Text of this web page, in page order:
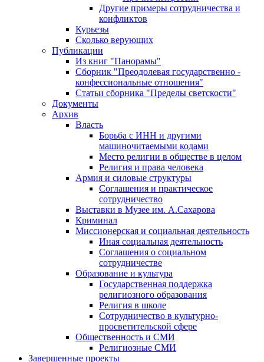
Другие примеры сотрудничества и
конфликтов
Курьезы
Сколько верующих
Публикации
Из книг "Панорамы"
Сборник "Преодолевая государственно -
конфессиональные отношения"
Статьи сборника "Пределы светскости"
Документы
Архив
Власть
Борьба с ИНН и другими
машиночитаемыми кодами
Место религии в обществе в целом
Религия и права человека
Армия и силовые структуры
Соглашения и практическое
сотрудничество
Выставки в Музее им. А.Сахарова
Криминал
Миссионерская и социальная деятельность
Иная социальная деятельность
Соглашения о социальном
сотрудничестве
Образование и культура
Государственная поддержка
религиозного образования
Религия в школе
Сотрудничество в культурно-
просветительской сфере
Общественность и СМИ
Религиозные СМИ
Завершенные проекты